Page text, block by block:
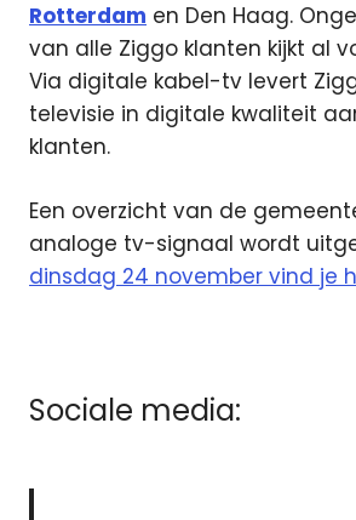
Rotterdam en Den Haag.
van alle Ziggo klanten kijkt al
Via digitale kabel-tv levert
televisie in digitale kwaliteit
klanten.
Een overzicht van de
analoge tv-signaal wordt
dinsdag 24 november vind je
Sociale media: